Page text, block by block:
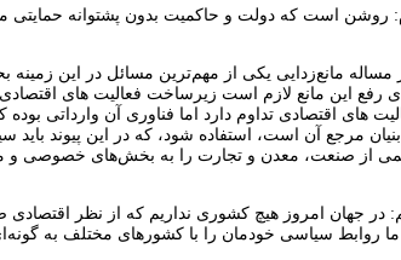
روشن است که دولت و حاکمیت بدون پشتوانه حمایتی
رفع این مانع لازم است زیرساخت فعالیت های
های اقتصادی تداوم دارد اما فناوری آن وارداتی
مرجع آن است، استفاده شود، که در این پیوند
از صنعت، معدن و تجارت را به بخش‌های خصوصی و
در جهان امروز هیچ کشوری نداریم که از نظر اقتصادی